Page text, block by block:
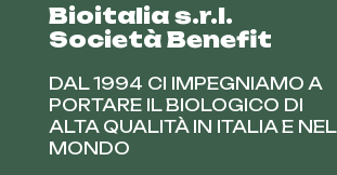
Bioitalia s.r.l.
Società Benefit
DAL 1994 CI IMPEGNIAMO A
PORTARE IL BIOLOGICO DI
ALTA QUALITÀ IN ITALIA E NEL
MONDO